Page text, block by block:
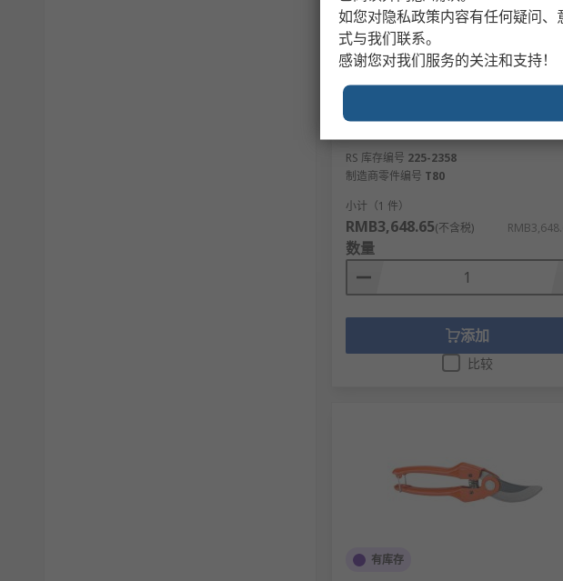
按制造商备货
BETA , 29件套 通用 工具套装, 热成型
RS 库存编号 225-2358
制造商零件编号 T80
小计（1 件）
RMB3,648.65(不含税)
数量
添加
比较
有库存
如您对隐私政策内容有任何疑问、
式与我们联系。
感谢您对我们服务的关注和支持！